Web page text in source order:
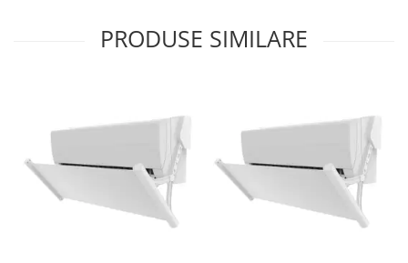
PRODUSE SIMILARE